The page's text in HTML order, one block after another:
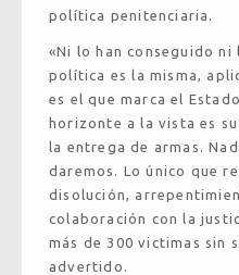
política penitenciaria.
«Ni lo han conseguido ni
política es la misma,
es el que marca el
horizonte a la vista es
la entrega de armas.
daremos. Lo único que
disolución,
colaboración con la
más de 300 victimas sin
advertido.